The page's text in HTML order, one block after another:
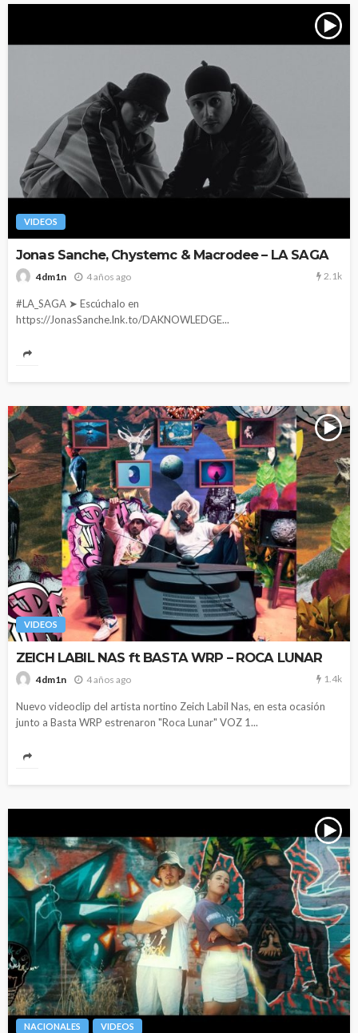
VIDEOS
Jonas Sanche, Chystemc & Macrodee – LA SAGA
4dm1n 4 años ago 2.1k
#LA_SAGA ➤ Escúchalo en
https://JonasSanche.lnk.to/DAKNOWLEDGE...
VIDEOS
ZEICH LABIL NAS ft BASTA WRP – ROCA LUNAR
4dm1n 4 años ago 1.4k
Nuevo videoclip del artista nortino Zeich Labil Nas, en esta ocasión
junto a Basta WRP estrenaron "Roca Lunar" VOZ 1...
NACIONALES VIDEOS